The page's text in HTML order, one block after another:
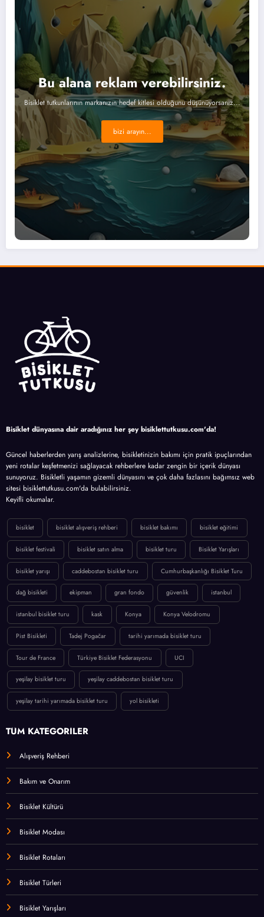
Bu alana reklam verebilirsiniz.
Bisiklet tutkunlarının markanızın hedef kitlesi olduğunu düşünüyorsanız...
bizi arayın...
Bisiklet dünyasına dair aradığınız her şey bisiklettutkusu.com'da!
Güncel haberlerden yarış analizlerine, bisikletinizin bakımı için pratik ipuçlarından
yeni rotalar keşfetmenizi sağlayacak rehberlere kadar zengin bir içerik dünyası
sunuyoruz. Bisikletli yaşamın gizemli dünyasını ve çok daha fazlasını bağımsız web
sitesi bisiklettutkusu.com'da bulabilirsiniz.
Keyifli okumalar.
bisiklet bisiklet alışveriş rehberi bisiklet bakımı bisiklet eğitimi
bisiklet festivali bisiklet satın alma bisiklet turu Bisiklet Yarışları
bisiklet yarışı caddebostan bisiklet turu Cumhurbaşkanlığı Bisiklet Turu
dağ bisikleti ekipman gran fondo güvenlik istanbul
istanbul bisiklet turu kask Konya Konya Velodromu
Pist Bisikleti Tadej Pogačar tarihi yarımada bisiklet turu
Tour de France Türkiye Bisiklet Federasyonu UCI
yeşilay bisiklet turu yeşilay caddebostan bisiklet turu
yeşilay tarihi yarımada bisiklet turu yol bisikleti
TÜM KATEGORİLER
Alışveriş Rehberi
Bakım ve Onarım
Bisiklet Kültürü
Bisiklet Modası
Bisiklet Rotaları
Bisiklet Türleri
Bisiklet Yarışları